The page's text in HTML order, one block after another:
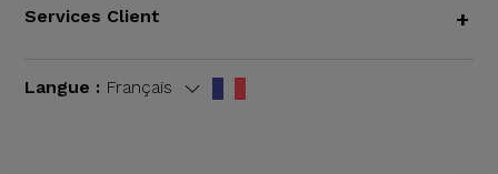
Services Client +
Langue : Français